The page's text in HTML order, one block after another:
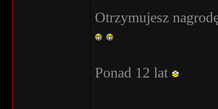
Otrzymujesz
Ponad 12 lat